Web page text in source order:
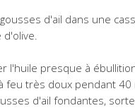
d'ail dans une
l'huile presque à
feu très doux pendant 40
d'ail fondantes,